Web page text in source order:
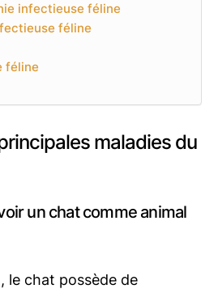
infectieuse féline
féline
féline
maladies du
un chat comme animal
le chat possède de